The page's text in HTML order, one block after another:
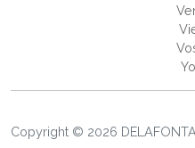
Copyright © 2026